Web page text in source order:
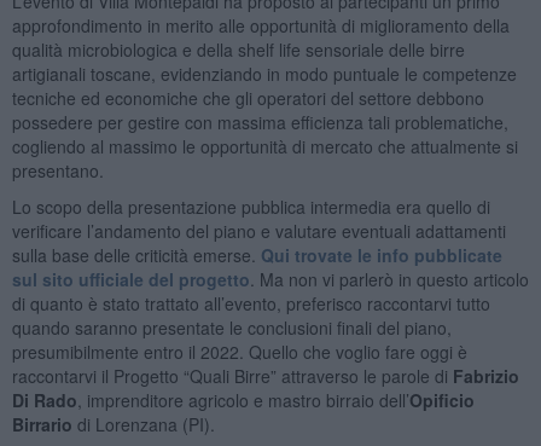
approfondimento in merito alle opportunità di miglioramento della
qualità microbiologica e della shelf life sensoriale delle birre
artigianali toscane, evidenziando in modo puntuale le competenze
tecniche ed economiche che gli operatori del settore debbono
possedere per gestire con massima efficienza tali problematiche,
cogliendo al massimo le opportunità di mercato che attualmente si
presentano.
Lo scopo della presentazione pubblica intermedia era quello di
verificare l’andamento del piano e valutare eventuali adattamenti
sulla base delle criticità emerse. Qui trovate le info pubblicate
sul sito ufficiale del progetto . Ma non vi parlerò in questo articolo
di quanto è stato trattato all’evento, preferisco raccontarvi tutto
quando saranno presentate le conclusioni finali del piano,
presumibilmente entro il 2022. Quello che voglio fare oggi è
raccontarvi il Progetto “Quali Birre” attraverso le parole di Fabrizio
Di Rado , imprenditore agricolo e mastro birraio dell’Opificio
Birrario di Lorenzana (PI).